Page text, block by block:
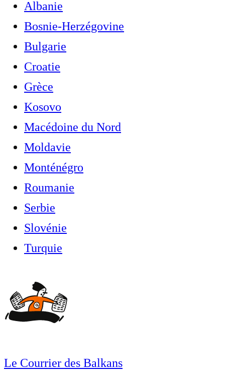
Albanie
Bosnie-Herzégovine
Bulgarie
Croatie
Grèce
Kosovo
Macédoine du Nord
Moldavie
Monténégro
Roumanie
Serbie
Slovénie
Turquie
Le Courrier des Balkans